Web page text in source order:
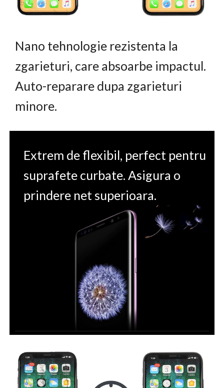
Nano tehnologie rezistenta la
zgarieturi, care absoarbe impactul.
Auto-reparare dupa zgarieturi
minore.
Extrem de flexibil, perfect pentru
suprafete curbate. Asigura o
prindere net superioara.